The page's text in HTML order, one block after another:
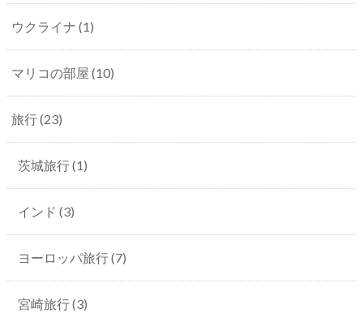
ウクライナ (1)
マリコの部屋 (10)
旅行(23)
茨城旅行(1)
インド (3)
ヨーロッパ旅行(7)
宮崎旅行(3)